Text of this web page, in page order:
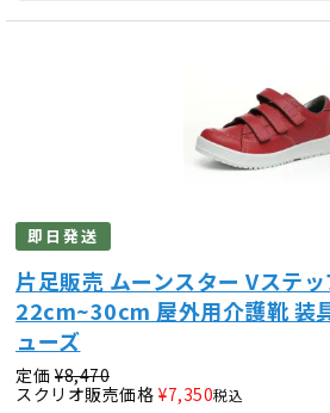
即日発送
片足販売 ムーンスター Vステ
22cm~30cm 屋外用介護靴 装
ューズ
定価 ¥8,470
スクリオ販売価格 ¥7,350税込